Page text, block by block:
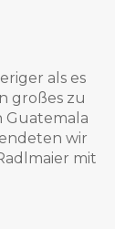
als es
großes zu
Guatemala
wir
mit